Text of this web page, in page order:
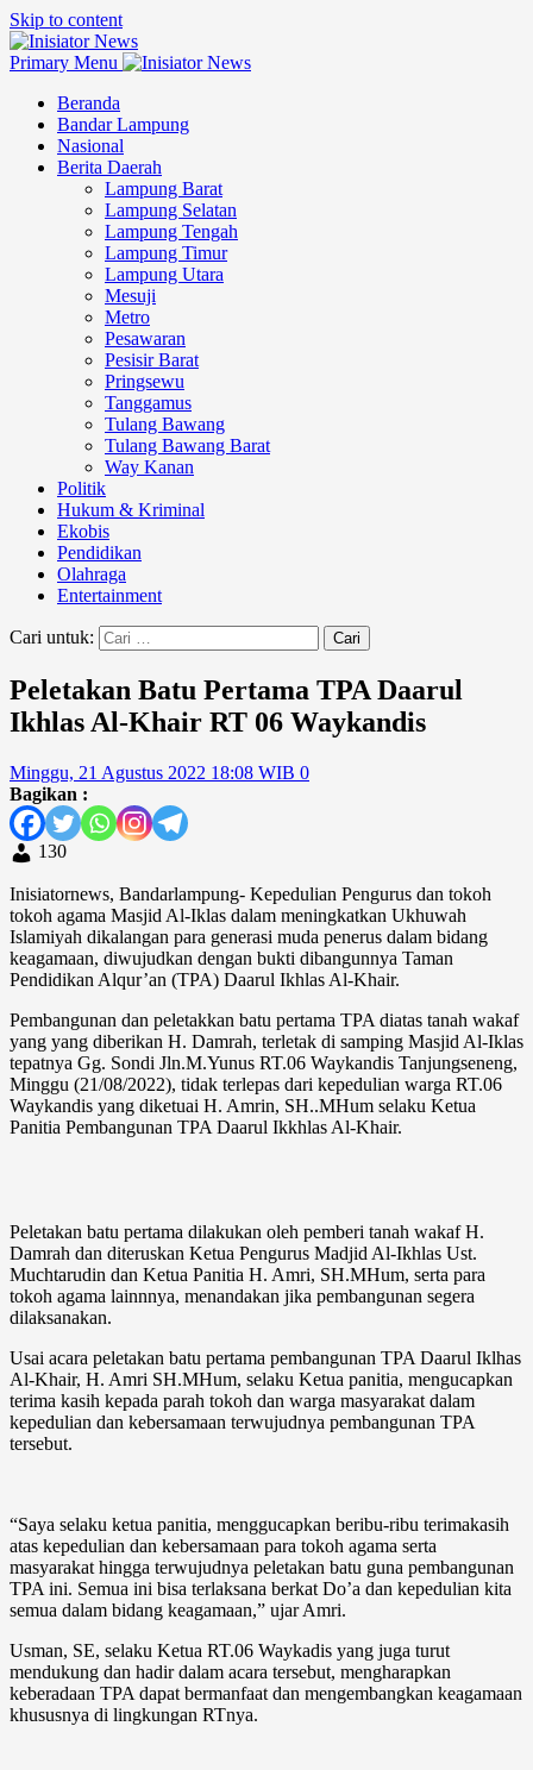
Skip to content
Primary Menu
Beranda
Bandar Lampung
Nasional
Berita Daerah
Lampung Barat
Lampung Selatan
Lampung Tengah
Lampung Timur
Lampung Utara
Mesuji
Metro
Pesawaran
Pesisir Barat
Pringsewu
Tanggamus
Tulang Bawang
Tulang Bawang Barat
Way Kanan
Politik
Hukum & Kriminal
Ekobis
Pendidikan
Olahraga
Entertainment
Cari untuk:
Peletakan Batu Pertama TPA Daarul
Ikhlas Al-Khair RT 06 Waykandis
Minggu, 21 Agustus 2022 18:08 WIB 0
Bagikan :
130
Inisiatornews, Bandarlampung- Kepedulian Pengurus dan tokoh
tokoh agama Masjid Al-Iklas dalam meningkatkan Ukhuwah
Islamiyah dikalangan para generasi muda penerus dalam bidang
keagamaan, diwujudkan dengan bukti dibangunnya Taman
Pendidikan Alqur’an (TPA) Daarul Ikhlas Al-Khair.
Pembangunan dan peletakkan batu pertama TPA diatas tanah wakaf
yang yang diberikan H. Damrah, terletak di samping Masjid Al-Iklas
tepatnya Gg. Sondi Jln.M.Yunus RT.06 Waykandis Tanjungseneng,
Minggu (21/08/2022), tidak terlepas dari kepedulian warga RT.06
Waykandis yang diketuai H. Amrin, SH..MHum selaku Ketua
Panitia Pembangunan TPA Daarul Ikkhlas Al-Khair.
Peletakan batu pertama dilakukan oleh pemberi tanah wakaf H.
Damrah dan diteruskan Ketua Pengurus Madjid Al-Ikhlas Ust.
Muchtarudin dan Ketua Panitia H. Amri, SH.MHum, serta para
tokoh agama lainnnya, menandakan jika pembangunan segera
dilaksanakan.
Usai acara peletakan batu pertama pembangunan TPA Daarul Iklhas
Al-Khair, H. Amri SH.MHum, selaku Ketua panitia, mengucapkan
terima kasih kepada parah tokoh dan warga masyarakat dalam
kepedulian dan kebersamaan terwujudnya pembangunan TPA
tersebut.
“Saya selaku ketua panitia, menggucapkan beribu-ribu terimakasih
atas kepedulian dan kebersamaan para tokoh agama serta
masyarakat hingga terwujudnya peletakan batu guna pembangunan
TPA ini. Semua ini bisa terlaksana berkat Do’a dan kepedulian kita
semua dalam bidang keagamaan,” ujar Amri.
Usman, SE, selaku Ketua RT.06 Waykadis yang juga turut
mendukung dan hadir dalam acara tersebut, mengharapkan
keberadaan TPA dapat bermanfaat dan mengembangkan keagamaan
khususnya di lingkungan RTnya.